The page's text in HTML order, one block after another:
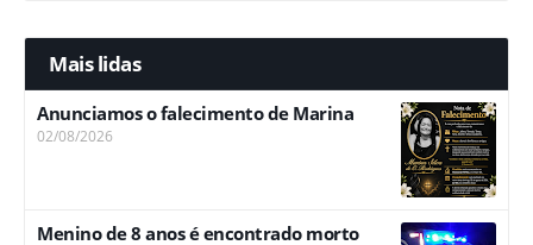
Mais lidas
Anunciamos o falecimento de Marina
02/08/2026
Menino de 8 anos é encontrado morto